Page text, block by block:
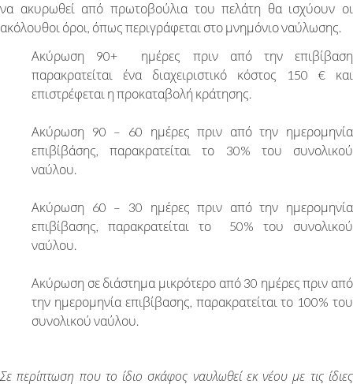
να ακυρωθεί από πρωτοβούλια του πελάτη θα ισχύουν οι
ακόλουθοι όροι, όπως περιγράφεται στο μνημόνιο ναύλωσης.
Ακύρωση 90+ ημέρες πριν από την επιβίβαση
παρακρατείται ένα διαχειριστικό κόστος 150 € και
επιστρέφεται η προκαταβολή κράτησης.
Ακύρωση 90 – 60 ημέρες πριν από την ημερομηνία
επιβίβάσης, παρακρατείται το 30% του συνολικού
ναύλου.
Ακύρωση 60 – 30 ημέρες πριν από την ημερομηνία
επιβίβασης, παρακρατείται το 50% του συνολικού
ναύλου.
Ακύρωση σε διάστημα μικρότερο από 30 ημέρες πριν από
την ημερομηνία επιβίβασης, παρακρατείται το 100% του
συνολικού ναύλου.
Σε περίπτωση που το ίδιο σκάφος ναυλωθεί εκ νέου με τις ίδιες